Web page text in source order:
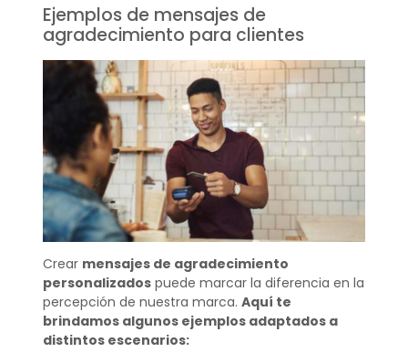
Ejemplos de mensajes de
agradecimiento para clientes
Crear mensajes de agradecimiento
personalizadospuede marcar la diferencia en la
percepción de nuestra marca. Aquí te
brindamos algunos ejemplos adaptados a
distintos escenarios: